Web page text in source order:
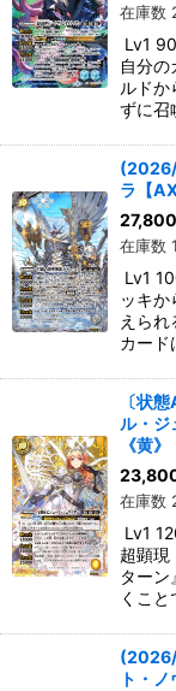
在庫数
Lv1
自分
ルド
ずに召
(2026/
ラ【
27,800
在庫数
Lv1
ッキ
えら
カー
〔状
ル・
《黄》
在庫数
Lv1
超顕現
ターン
くこ
(2026/
ト・